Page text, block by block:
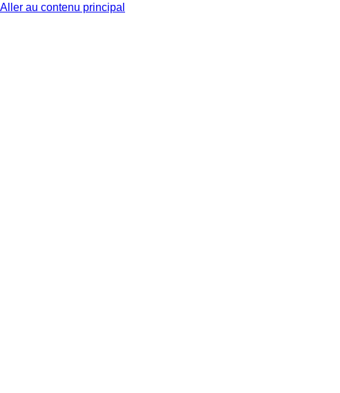
Aller au contenu principal